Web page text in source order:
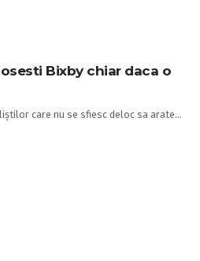
Bixby chiar daca o
care nu se sfiesc deloc sa arate…